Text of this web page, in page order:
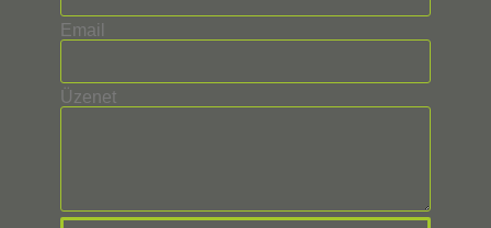
Email
Üzenet